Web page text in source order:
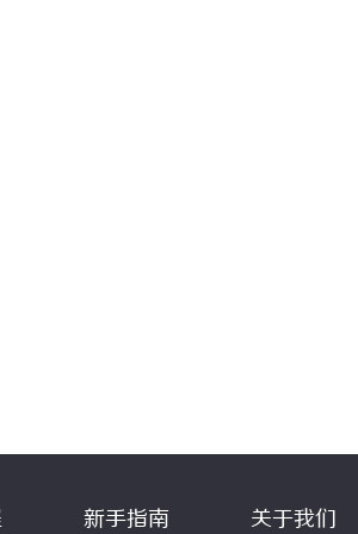
新手指南 关于我们